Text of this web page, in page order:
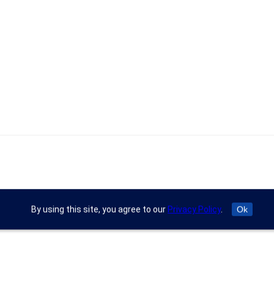
By using this site, you agree to ourPrivacy Policy. Ok